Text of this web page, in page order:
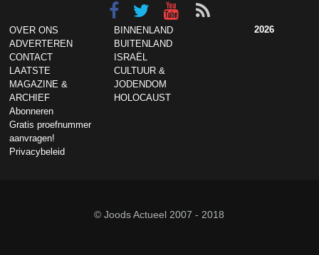
OVER ONS
ADVERTEREN
CONTACT
LAATSTE
MAGAZINE &
ARCHIEF
Abonneren
Gratis proefnummer
aanvragen!
Privacybeleid
BINNENLAND
BUITENLAND
ISRAËL
CULTUUR &
JODENDOM
HOLOCAUST
2026
© Joods Actueel 2007 - 2018